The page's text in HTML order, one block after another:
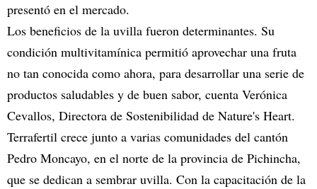
presentó en el mercado.
Los beneficios de la uvilla fueron determinantes. Su
condición multivitamínica permitió aprovechar una fruta
no tan conocida como ahora, para desarrollar una serie de
productos saludables y de buen sabor, cuenta Verónica
Cevallos, Directora de Sostenibilidad de Nature's Heart.
Terrafertil crece junto a varias comunidades del cantón
Pedro Moncayo, en el norte de la provincia de Pichincha,
que se dedican a sembrar uvilla. Con la capacitación de la